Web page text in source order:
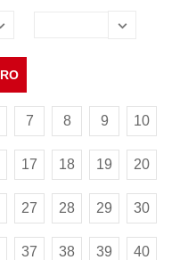
7 8 9 10
17 18 19 20
27 28 29 30
37 38 39 40